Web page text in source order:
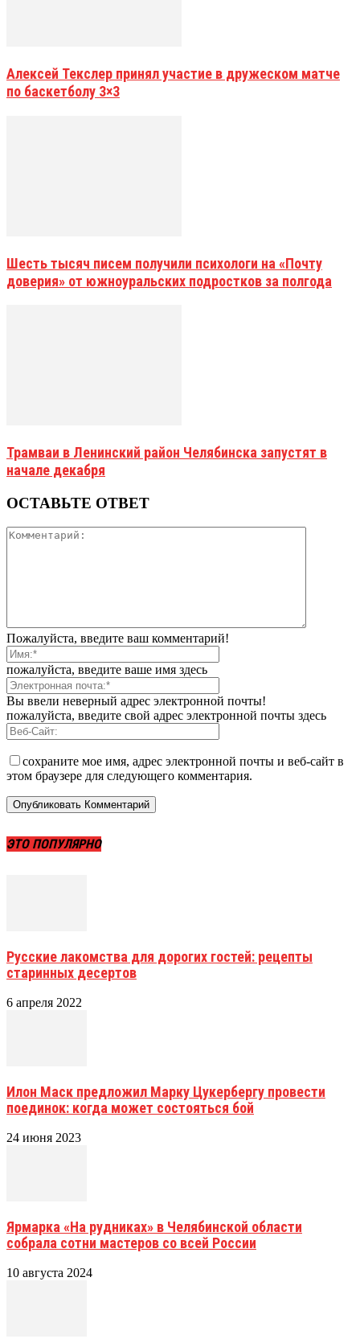
Алексей Текслер принял участие в дружеском матче
по баскетболу 3×3
Шесть тысяч писем получили психологи на «Почту
доверия» от южноуральских подростков за полгода
Трамваи в Ленинский район Челябинска запустят в
начале декабря
ОСТАВЬТЕ ОТВЕТ
Пожалуйста, введите ваш комментарий!
пожалуйста, введите ваше имя здесь
Вы ввели неверный адрес электронной почты!
пожалуйста, введите свой адрес электронной почты здесь
сохраните мое имя, адрес электронной почты и веб-сайт в
этом браузере для следующего комментария.
ЭТО ПОПУЛЯРНО
Русские лакомства для дорогих гостей: рецепты
старинных десертов
6 апреля 2022
Илон Маск предложил Марку Цукербергу провести
поединок: когда может состояться бой
24 июня 2023
Ярмарка «На рудниках» в Челябинской области
собрала сотни мастеров со всей России
10 августа 2024